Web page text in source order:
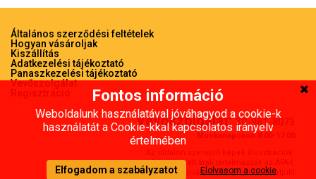
Általános szerződési feltételek
Hogyan vásároljak
Kiszállítás
Adatkezelési tájékoztató
Panaszkezelési tájékoztató
Vevőszolgálat
Regisztráció
Vevőszolgálat:30-981-8073
Munkanapokon 8:00-17:00
Az oldalon szereplő képek illusztrációk.
A feltünetett árak tartalmazzák az ÁFA-t.
Az árváltoztatás jogát fenntartjuk!
Fontos információ
Weboldalunk használatával jóváhagyod a cookie-k
használatát a Cookie-kkal kapcsolatos irányelv
értelmében
Elfogadom a szabályzatot Elolvasom a cookie